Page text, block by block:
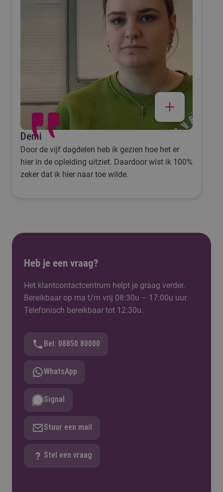
Demi
Door de vijf dagdelen heb ik gezien hoe het er
hier in de opleiding uitziet. Daardoor wist ik 100%
zeker dat ik hier naar toe wilde.
Heb je een vraag?
Het klantcontactcentrum helpt je graag verder.
Bereikbaar op ma t/m vrij 08:30u – 17:00u uur.
Telefonisch bereikbaar tot 12:30u.
Bel: 08850 80000
WhatsApp
Signal
Stuur een mail
Stel een vraag